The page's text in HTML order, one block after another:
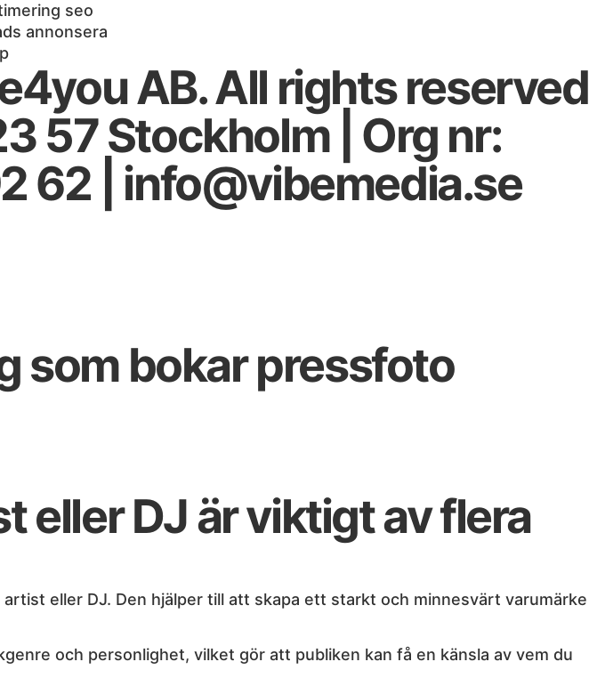
AB. All rights reserved
57 Stockholm | Org nr:
62 | info@vibemedia.se
som bokar pressfoto​
eller DJ är viktigt av flera
eller DJ. Den hjälper till att skapa ett starkt och minnesvärt varumärke
och personlighet, vilket gör att publiken kan få en känsla av vem du